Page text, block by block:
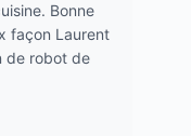
Bonne
façon Laurent
de robot de